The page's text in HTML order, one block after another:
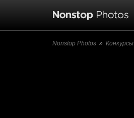
Nonstop Photos » Конкурсы